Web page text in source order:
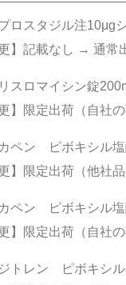
ロスタジル注10μg
更】記載なし → 通常
スロマイシン錠
更】限定出荷（自社
ペン ピボキシル塩
更】限定出荷（他社
ペン ピボキシル塩
更】限定出荷（自社
トレン ピボキシル